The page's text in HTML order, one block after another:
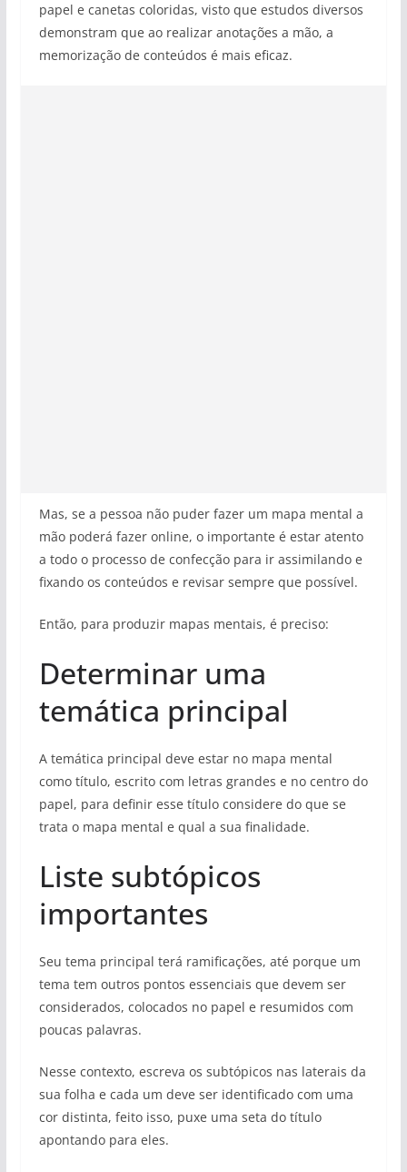
papel e canetas coloridas, visto que estudos diversos
demonstram que ao realizar anotações a mão, a
memorização de conteúdos é mais eficaz.
Mas, se a pessoa não puder fazer um mapa mental a
mão poderá fazer online, o importante é estar atento
a todo o processo de confecção para ir assimilando e
fixando os conteúdos e revisar sempre que possível.
Então, para produzir mapas mentais, é preciso:
Determinar uma
temática principal
A temática principal deve estar no mapa mental
como título, escrito com letras grandes e no centro do
papel, para definir esse título considere do que se
trata o mapa mental e qual a sua finalidade.
Liste subtópicos
importantes
Seu tema principal terá ramificações, até porque um
tema tem outros pontos essenciais que devem ser
considerados, colocados no papel e resumidos com
poucas palavras.
Nesse contexto, escreva os subtópicos nas laterais da
sua folha e cada um deve ser identificado com uma
cor distinta, feito isso, puxe uma seta do título
apontando para eles.